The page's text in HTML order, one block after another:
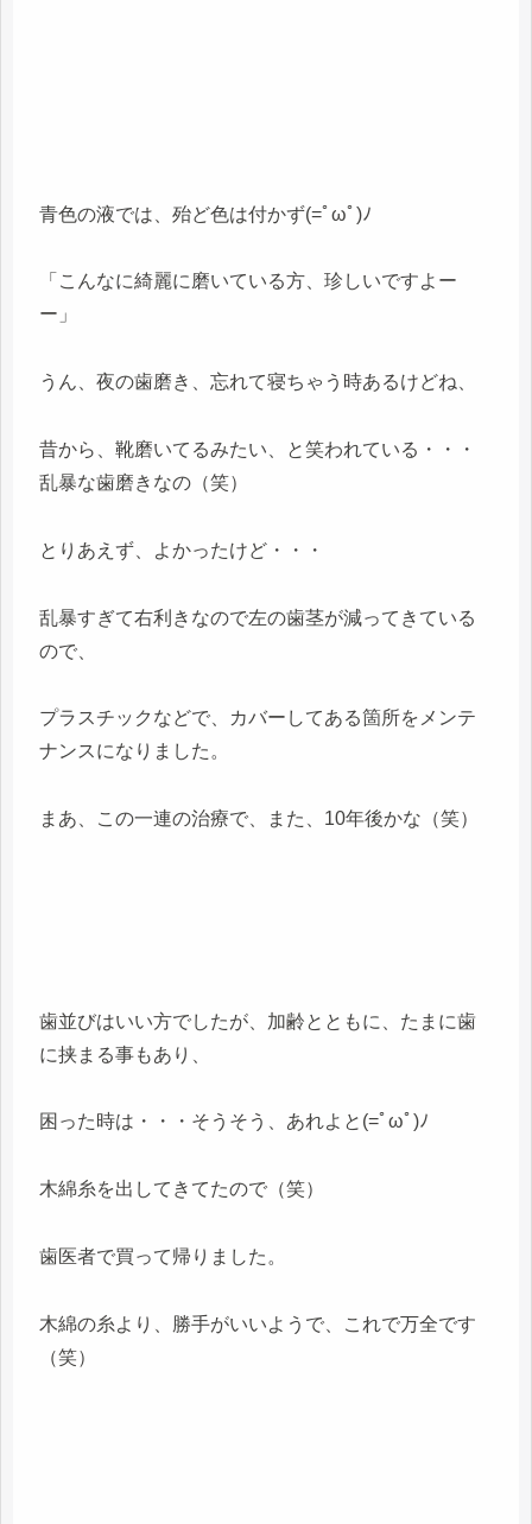
青色の液では、殆ど色は付かず(=ﾟωﾟ)ﾉ
「こんなに綺麗に磨いている方、珍しいですよー
ー」
うん、夜の歯磨き、忘れて寝ちゃう時あるけどね、
昔から、靴磨いてるみたい、と笑われている・・・
乱暴な歯磨きなの（笑）
とりあえず、よかったけど・・・
乱暴すぎて右利きなので左の歯茎が減ってきている
ので、
プラスチックなどで、カバーしてある箇所をメンテ
ナンスになりました。
まあ、この一連の治療で、また、10年後かな（笑）
歯並びはいい方でしたが、加齢とともに、たまに歯
に挟まる事もあり、
困った時は・・・そうそう、あれよと(=ﾟωﾟ)ﾉ
木綿糸を出してきてたので（笑）
歯医者で買って帰りました。
木綿の糸より、勝手がいいようで、これで万全です
（笑）